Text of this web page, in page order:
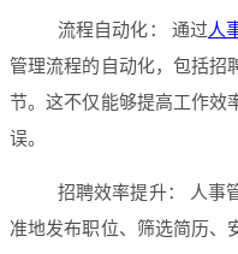
流程自动化： 通过人
管理流程的自动化，包括招
节。这不仅能够提高工作效
误。
招聘效率提升： 人事
准地发布职位、筛选简历、